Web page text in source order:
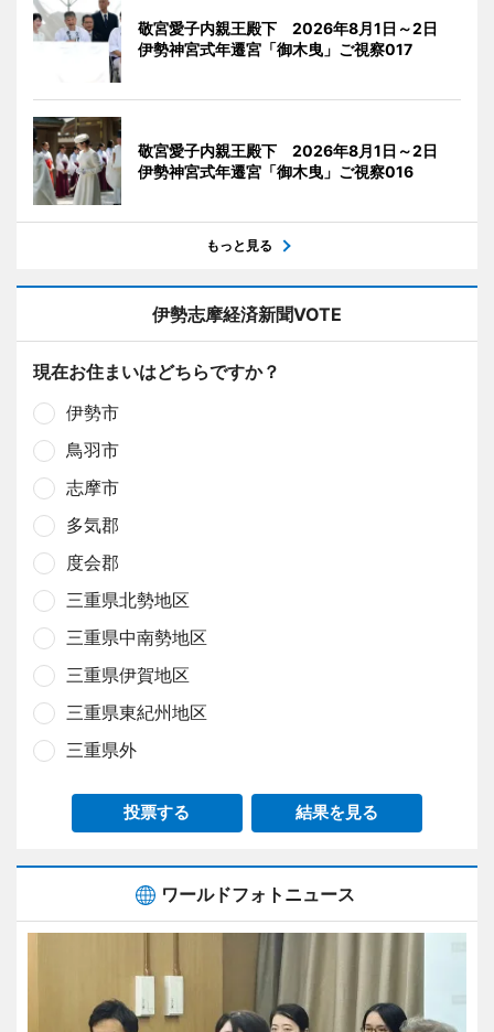
敬宮愛子内親王殿下 2026年8月1日～2日
伊勢神宮式年遷宮「御木曳」ご視察017
敬宮愛子内親王殿下 2026年8月1日～2日
伊勢神宮式年遷宮「御木曳」ご視察016
もっと見る
伊勢志摩経済新聞VOTE
現在お住まいはどちらですか？
伊勢市
鳥羽市
志摩市
多気郡
度会郡
三重県北勢地区
三重県中南勢地区
三重県伊賀地区
三重県東紀州地区
三重県外
投票する 結果を見る
ワールドフォトニュース